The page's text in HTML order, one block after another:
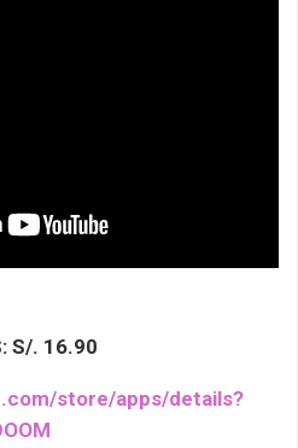
S/. 16.90
store/apps/details?